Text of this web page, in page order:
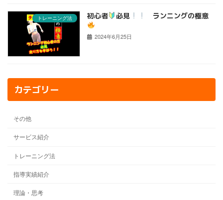
トレーニング法 初心者 必見 ランニングの極意
2024年6月25日
カテゴリー
その他
サービス紹介
トレーニング法
指導実績紹介
理論・思考